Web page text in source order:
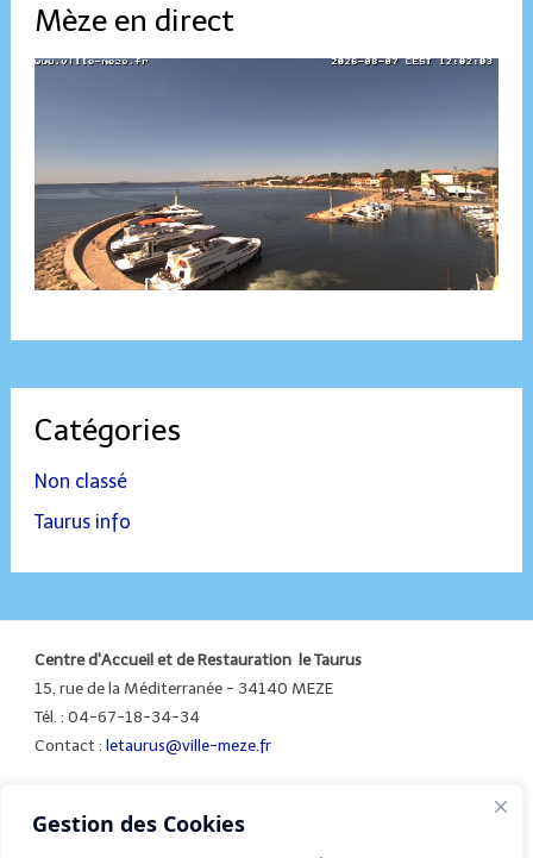
Gestion des Cookies
Mèze en direct
Catégories
Non classé
Taurus info
Centre d'Accueil et de Restauration le Taurus
15, rue de la Méditerranée - 34140 MEZE
Tél. : 04-67-18-34-34
Contact : letaurus@ville-meze.fr